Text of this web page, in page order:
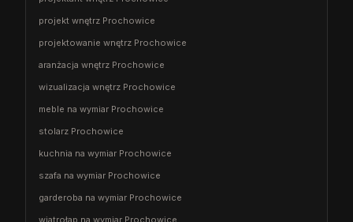
projekt wnętrz Prochowice
projektowanie wnętrz Prochowice
aranżacja wnętrz Prochowice
wizualizacja wnętrz Prochowice
meble na wymiar Prochowice
stolarz Prochowice
kuchnia na wymiar Prochowice
szafa na wymiar Prochowice
garderoba na wymiar Prochowice
wiatrołap na wymiar Prochowice